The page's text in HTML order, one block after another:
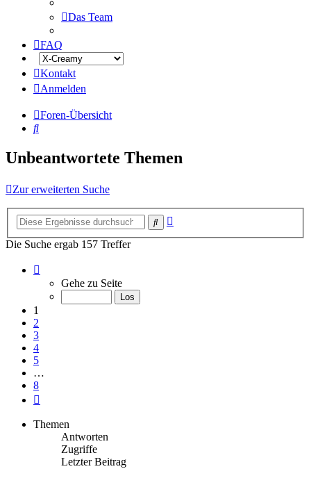
Das Team
FAQ
Kontakt
Anmelden
Foren-Übersicht
Suche
Unbeantwortete Themen
Zur erweiterten Suche
Suche
Die Suche ergab 157 Treffer
von
Gehe zu Seite
1
2
3
4
5
…
8
Themen
Antworten
Zugriffe
Letzter Beitrag